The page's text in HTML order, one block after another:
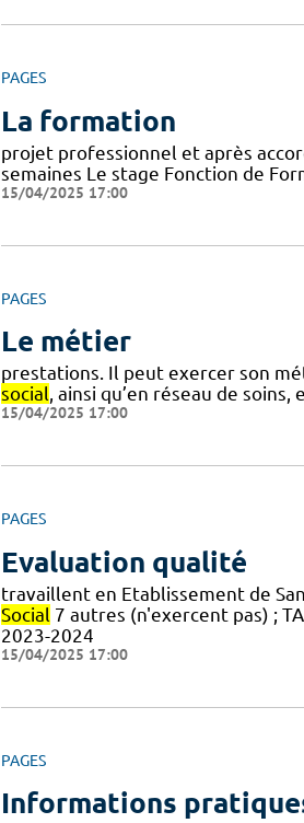
PAGES
La formation
projet professionnel et après
semaines Le stage Fonction de
15/04/2025 17:00
PAGES
Le métier
prestations. Il peut exercer son
social, ainsi qu’en réseau de
15/04/2025 17:00
PAGES
Evaluation qualité
travaillent en Etablissement de
Social 7 autres (n'exercent pas) ;
2023-2024
15/04/2025 17:00
PAGES
Informations